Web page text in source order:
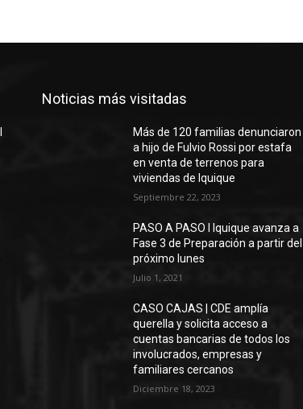
Noticias más visitadas
Más de 120 familias denunciaron
a hijo de Fulvio Rossi por estafa
en venta de terrenos para
viviendas de Iquique
Septiembre 22, 2023
PASO A PASO I Iquique avanza a
Fase 3 de Preparación a partir del
próximo lunes
Julio 1, 2021
CASO CAJAS | CDE amplía
querella y solicita acceso a
cuentas bancarias de todos los
involucrados, empresas y
familiares cercanos
Diciembre 18, 2023